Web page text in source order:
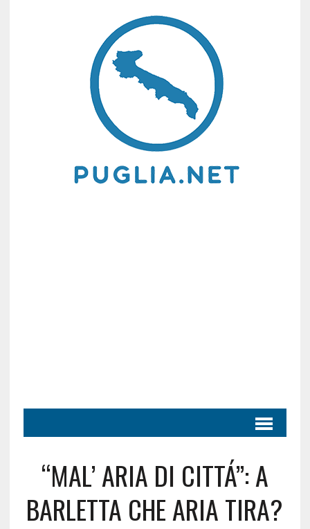
“MAL’ ARIA DI CITTÁ”: A
BARLETTA CHE ARIA TIRA?